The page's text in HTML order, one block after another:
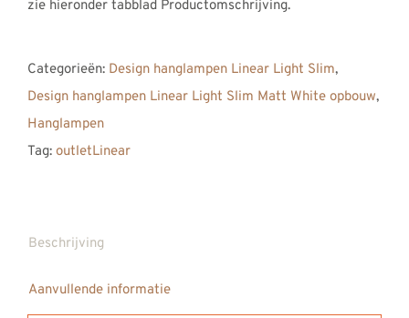
zie hieronder tabblad Productomschrijving.
Categorieën: Design hanglampen Linear Light Slim,
Design hanglampen Linear Light Slim Matt White opbouw,
Hanglampen
Tag: outletLinear
Beschrijving
Aanvullende informatie